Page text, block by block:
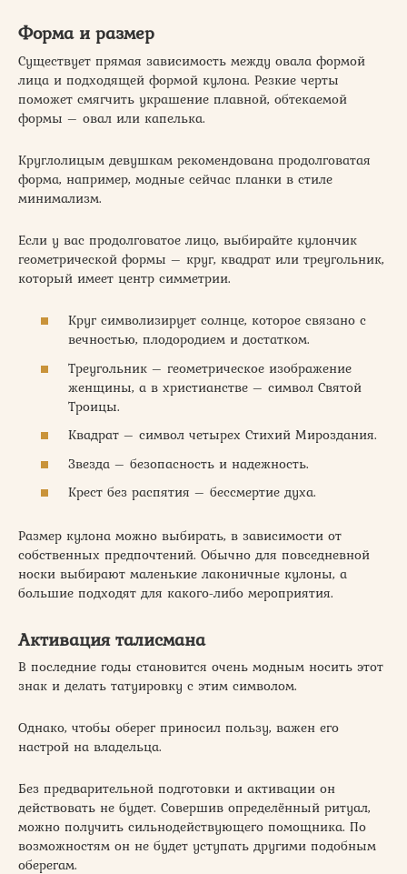
Форма и размер
Существует прямая зависимость между овала формой
лица и подходящей формой кулона. Резкие черты
поможет смягчить украшение плавной, обтекаемой
формы – овал или капелька.
Круглолицым девушкам рекомендована продолговатая
форма, например, модные сейчас планки в стиле
минимализм.
Если у вас продолговатое лицо, выбирайте кулончик
геометрической формы – круг, квадрат или треугольник,
который имеет центр симметрии.
Круг символизирует солнце, которое связано с
вечностью, плодородием и достатком.
Треугольник – геометрическое изображение
женщины, а в христианстве – символ Святой
Троицы.
Квадрат – символ четырех Стихий Мироздания.
Звезда – безопасность и надежность.
Крест без распятия – бессмертие духа.
Размер кулона можно выбирать, в зависимости от
собственных предпочтений. Обычно для повседневной
носки выбирают маленькие лаконичные кулоны, а
большие подходят для какого-либо мероприятия.
Активация талисмана
В последние годы становится очень модным носить этот
знак и делать татуировку с этим символом.
Однако, чтобы оберег приносил пользу, важен его
настрой на владельца.
Без предварительной подготовки и активации он
действовать не будет. Совершив определённый ритуал,
можно получить сильнодействующего помощника. По
возможностям он не будет уступать другими подобным
оберегам.